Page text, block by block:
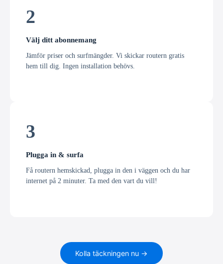
2
Välj ditt abonnemang
Jämför priser och surfmängder. Vi skickar routern gratis
hem till dig. Ingen installation behövs.
3
Plugga in & surfa
Få routern hemskickad, plugga in den i väggen och du har
internet på 2 minuter. Ta med den vart du vill!
Kolla täckningen nu →